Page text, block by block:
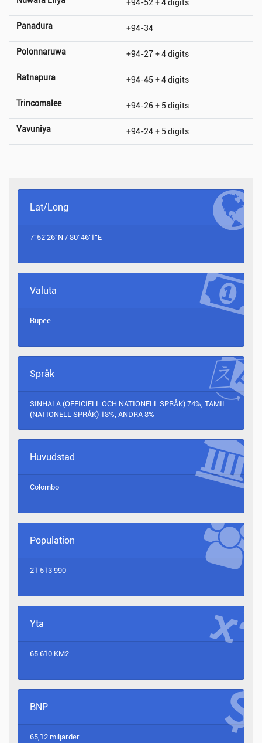
+94-52 + 4 digits
Panadura +94-34
Polonnaruwa +94-27 + 4 digits
Ratnapura +94-45 + 4 digits
Trincomalee +94-26 + 5 digits
Vavuniya +94-24 + 5 digits
Lat/Long
7°52'26"N / 80°46'1"E
Valuta
Rupee
Språk
SINHALA (OFFICIELL OCH NATIONELL SPRÅK) 74%, TAMIL
(NATIONELL SPRÅK) 18%, ANDRA 8%
Huvudstad
Colombo
Population
21 513 990
Yta
65 610 KM2
BNP
65,12 miljarder